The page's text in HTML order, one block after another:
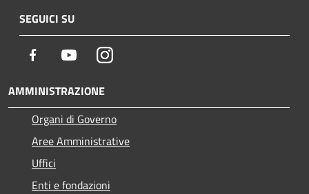
SEGUICI SU
Facebook YoutubeInstagram
AMMINISTRAZIONE
Organi di Governo
Aree Amministrative
Uffici
Enti e fondazioni